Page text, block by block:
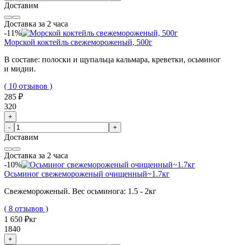
Доставим
Доставка за 2 часа
-11%
Морской коктейль свежемороженый, 500г
В составе: полоски и щупальца кальмара, креветки, осьминог
и мидии.
( 10 отзывов )
285 ₽
320
+
-
+
Доставим
Доставка за 2 часа
-10%
Осьминог свежемороженый очищенный~1.7кг
Свежемороженый. Вес осьминога: 1.5 - 2кг
( 8 отзывов )
1 650 ₽кг
1840
+